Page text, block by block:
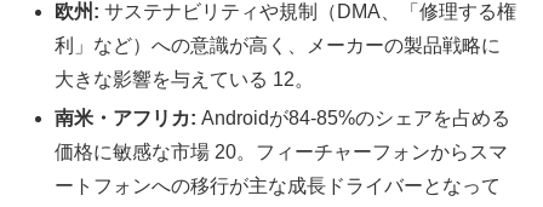
欧州: サステナビリティや規制（DMA、「修理する権
利」など）への意識が高く、メーカーの製品戦略に
大きな影響を与えている 12。
南米・アフリカ: Androidが84-85%のシェアを占める
価格に敏感な市場 20。フィーチャーフォンからスマ
ートフォンへの移行が主な成長ドライバーとなって